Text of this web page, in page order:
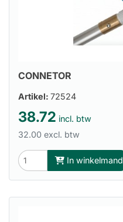
CONNETOR
Artikel: 72524
38.72 incl. btw
32.00 excl. btw
In winkelmand